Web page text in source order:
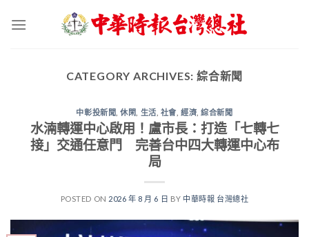
CATEGORY ARCHIVES: 綜合新聞
中彰投新聞 ,休閑 生活 社會,經濟 ,綜合新聞
水湳轉運中心啟用！盧市長：打造「七轉七
接」交通任意門 完善台中四大轉運中心布
局
POSTED ON 2026 年 8 月 6 日 BY 中華時報 台灣總社